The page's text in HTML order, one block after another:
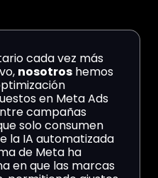
cada vez más
nosotros hemos
en Meta Ads
campañas
solo consumen
la IA automatizada
de Meta ha
en que las marcas